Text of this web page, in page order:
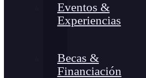
Eventos &
Experiencias
Becas &
Financiación